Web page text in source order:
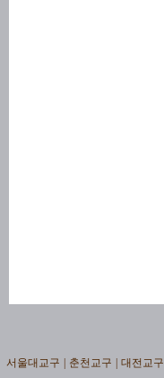
서울대교구 춘천교구 대전교구